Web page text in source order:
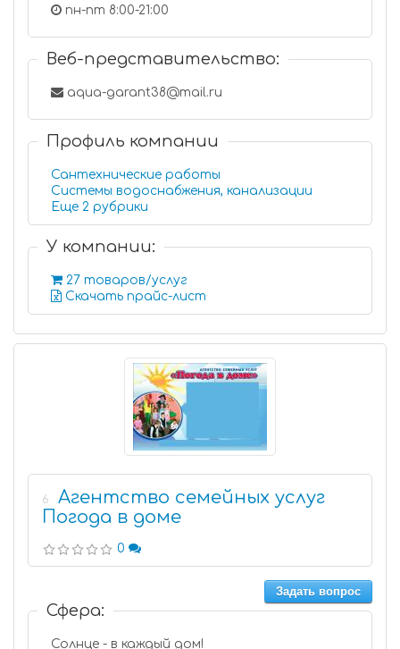
пн-пт 8:00-21:00
Веб-представительство:
aqua-garant38@mail.ru
Профиль компании
Сантехнические работы
Системы водоснабжения, канализации
Еще 2 рубрики
У компании:
27 товаров/услуг
Скачать прайс-лист
6
Агентство семейных услуг
Погода в доме
0
Задать вопрос
Сфера:
Солнце - в каждый дом!